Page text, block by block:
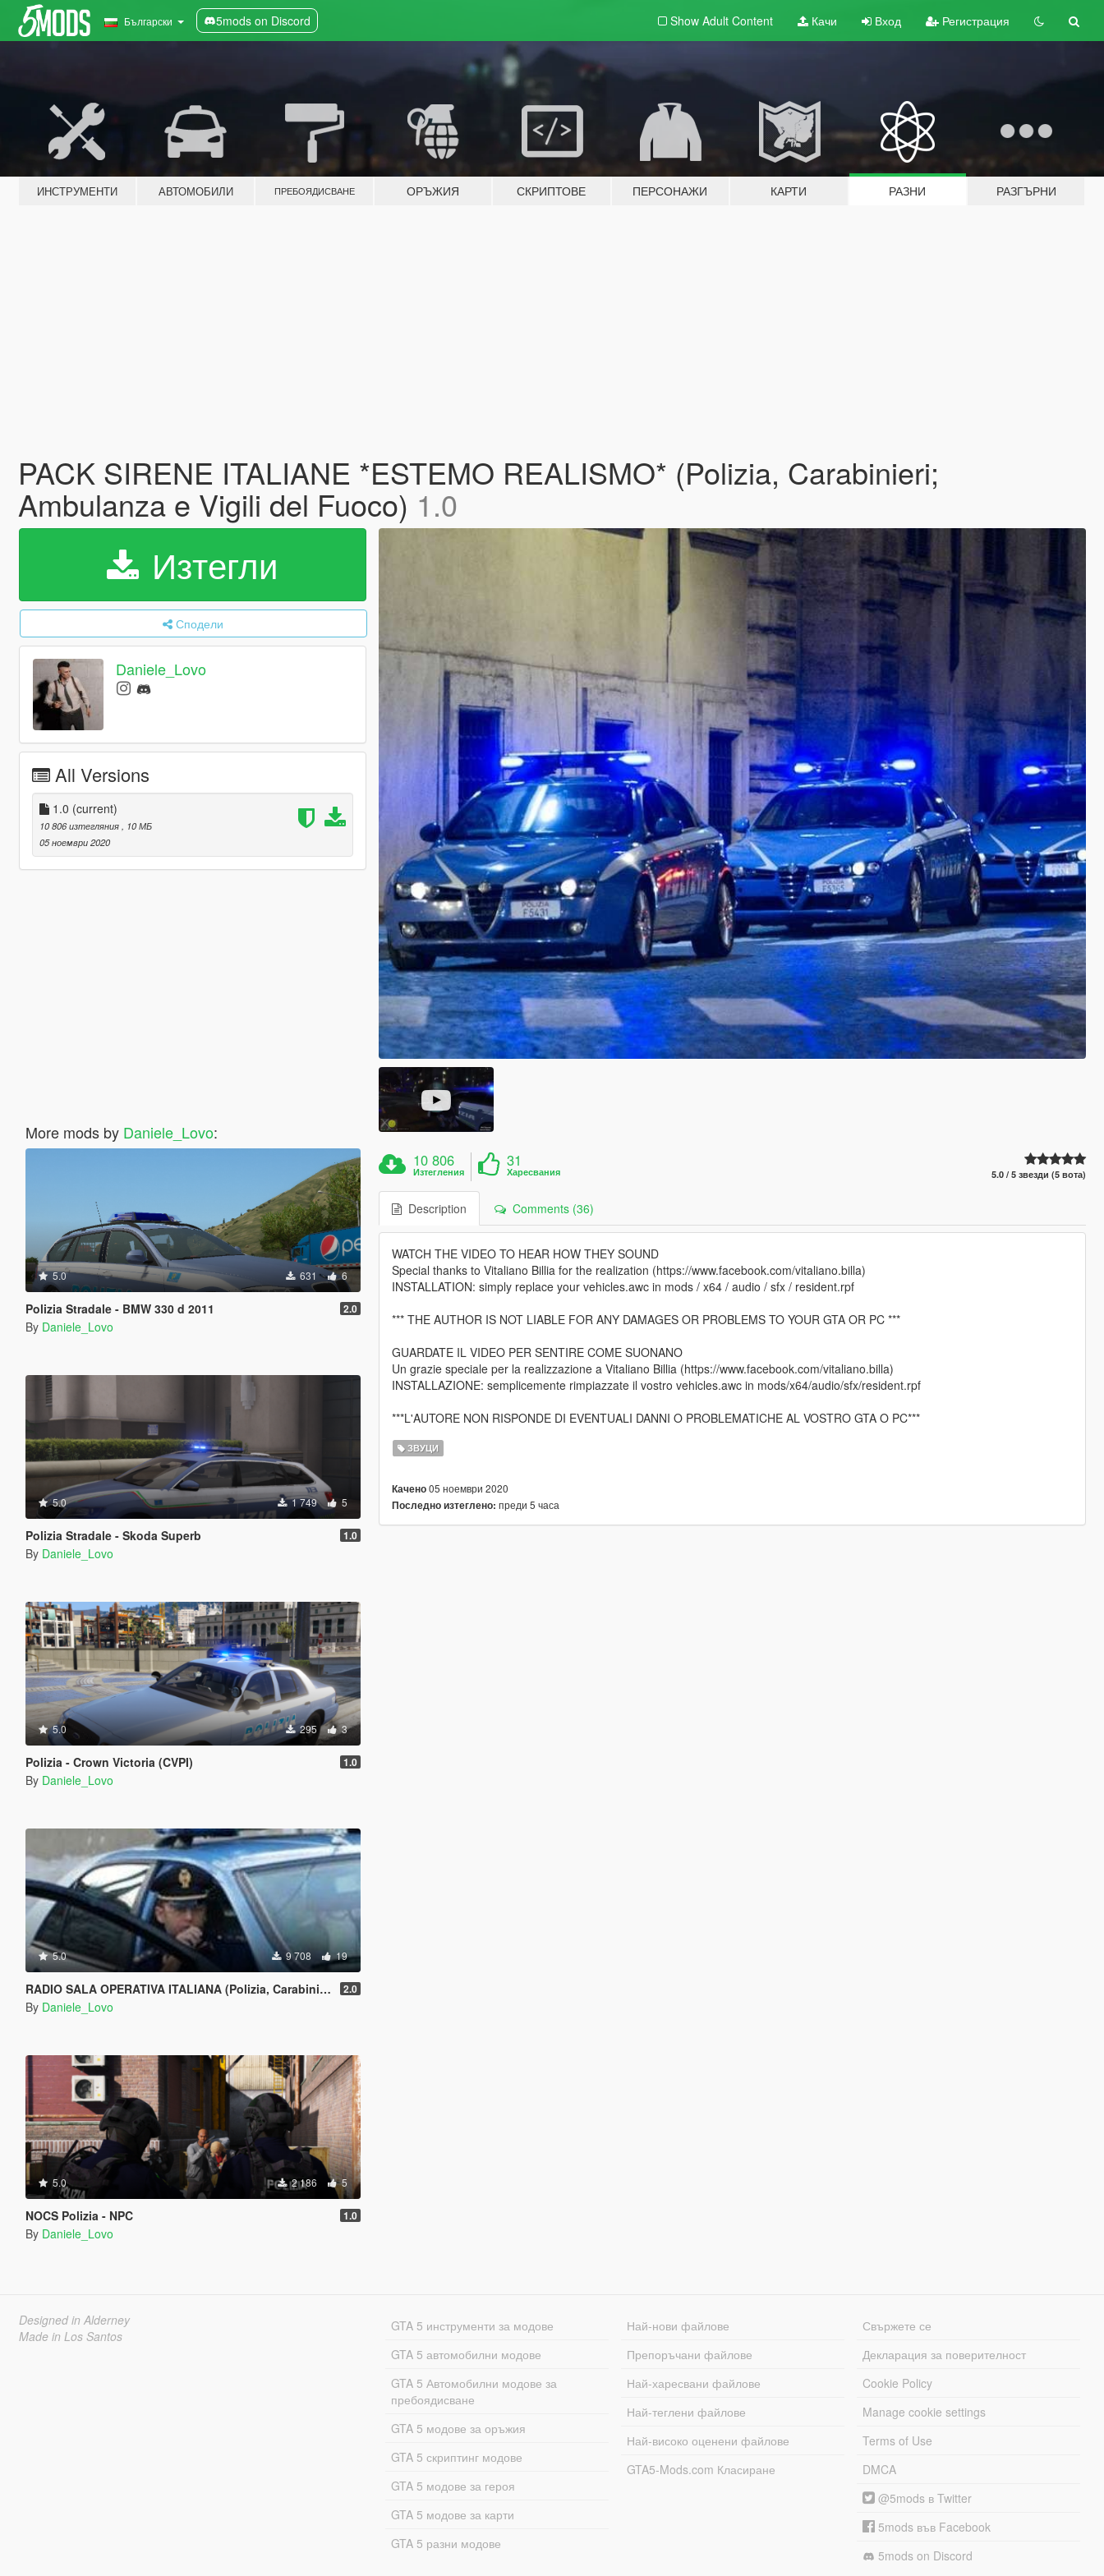
Български 5mods on Discord Show Adult Content Качи Вход Регистрация
ИНСТРУМЕНТИ АВТОМОБИЛИ ПРЕБОЯДИСВАНЕ ОРЪЖИЯ СКРИПТОВЕ ПЕРСОНАЖИ КАРТИ РАЗНИ РАЗГЪРНИ
PACK SIRENE ITALIANE *ESTEMO REALISMO* (Polizia, Carabinieri;
Ambulanza e Vigili del Fuoco) 1.0
Изтегли
Сподели
Daniele_Lovo
All Versions
1.0 (current)
10 806 изтегляния
, 10 МБ
05 ноември 2020
More mods by Daniele_Lovo:
5.0 631 6
Polizia Stradale - BMW 330 d 2011 2.0
By Daniele_Lovo
5.0 1 749 5
Polizia Stradale - Skoda Superb 1.0
By Daniele_Lovo
5.0 295 3
Polizia - Crown Victoria (CVPI) 1.0
By Daniele_Lovo
5.0 9 708 19
RADIO SALA OPERATIVA ITALIANA (Polizia, Carabinieri, Guardia di finanza) - LSPDFR 2.0
By Daniele_Lovo
5.0 2 186 5
NOCS Polizia - NPC 1.0
By Daniele_Lovo
10 806
Изтегления
31
Харесвания 5.0 / 5 звезди (5 вота)
Description Comments (36)
WATCH THE VIDEO TO HEAR HOW THEY SOUND
Special thanks to Vitaliano Billia for the realization (https://www.facebook.com/vitaliano.billa)
INSTALLATION: simply replace your vehicles.awc in mods / x64 / audio / sfx / resident.rpf
*** THE AUTHOR IS NOT LIABLE FOR ANY DAMAGES OR PROBLEMS TO YOUR GTA OR PC ***
GUARDATE IL VIDEO PER SENTIRE COME SUONANO
Un grazie speciale per la realizzazione a Vitaliano Billia (https://www.facebook.com/vitaliano.billa)
INSTALLAZIONE: semplicemente rimpiazzate il vostro vehicles.awc in mods/x64/audio/sfx/resident.rpf
***L'AUTORE NON RISPONDE DI EVENTUALI DANNI O PROBLEMATICHE AL VOSTRO GTA O PC***
ЗВУЦИ
Качено05 ноември 2020
Последно изтеглено: преди 5 часа
Designed in Alderney
Made in Los Santos
GTA 5 инструменти за модове
GTA 5 автомобилни модове
GTA 5 Автомобилни модове за
пребоядисване
GTA 5 модове за оръжия
GTA 5 скриптинг модове
GTA 5 модове за героя
GTA 5 модове за карти
GTA 5 разни модове
Най-нови файлове
Препоръчани файлове
Най-харесвани файлове
Най-теглени файлове
Най-високо оценени файлове
GTA5-Mods.com Класиране
Свържете се
Декларация за поверителност
Cookie Policy
Manage cookie settings
Terms of Use
DMCA
@5mods в Twitter
5mods във Facebook
5mods on Discord